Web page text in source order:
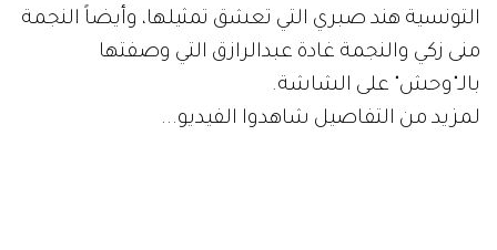
التونسية هند صبري التي تعشق تمثيلها، وأيضاً النجمة
منى زكي والنجمة غادة عبدالرازق التي وصفتها
بالـ"وحش" على الشاشة.
لمزيد من التفاصيل شاهدوا الفيديو...